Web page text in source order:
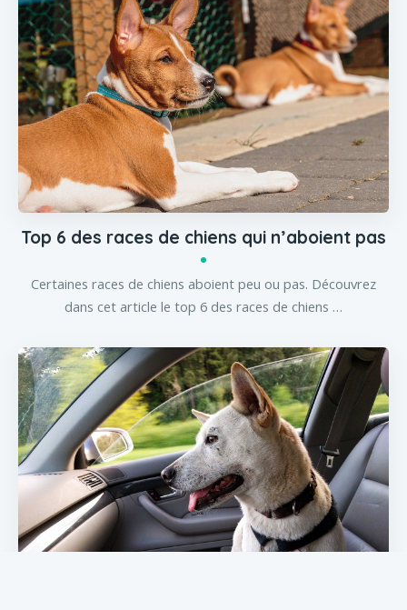
Top 6 des races de chiens qui n’aboient pas
Certaines races de chiens aboient peu ou pas. Découvrez
dans cet article le top 6 des races de chiens …